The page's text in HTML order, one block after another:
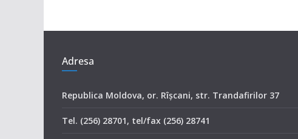
Adresa
Republica Moldova, or. Rîşcani, str. Trandafirilor 37
Tel. (256) 28701, tel/fax (256) 28741